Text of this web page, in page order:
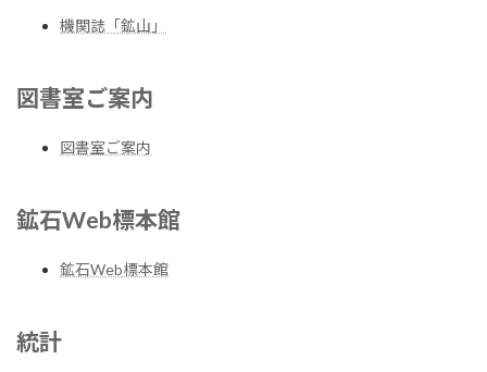
機関誌「鉱山」
図書室ご案内
図書室ご案内
鉱石Web標本館
鉱石Web標本館
統計